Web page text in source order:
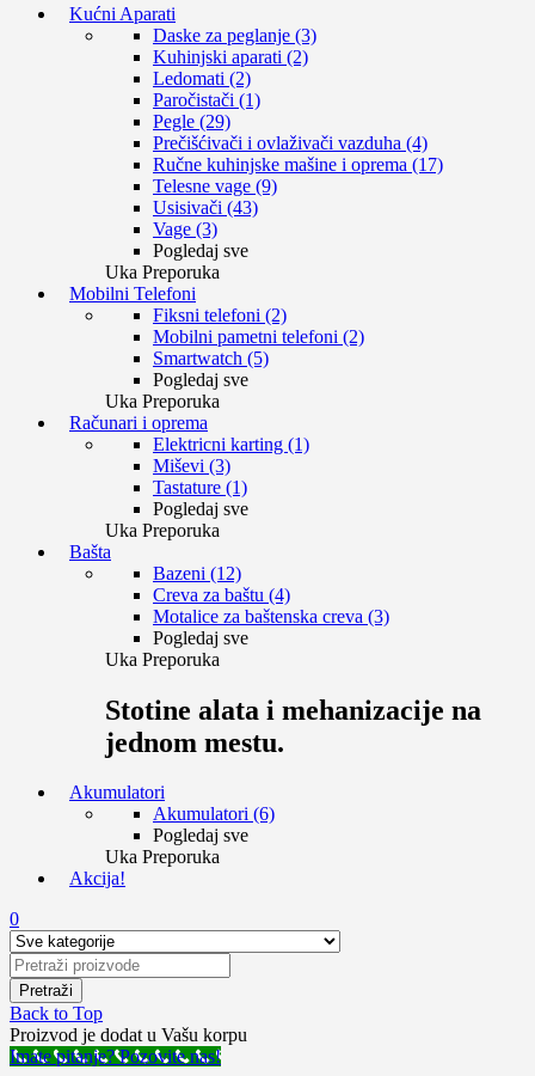
Kućni Aparati
Daske za peglanje (3)
Kuhinjski aparati (2)
Ledomati (2)
Paročistači (1)
Pegle (29)
Prečišćivači i ovlaživači vazduha (4)
Ručne kuhinjske mašine i oprema (17)
Telesne vage (9)
Usisivači (43)
Vage (3)
Pogledaj sve
Uka Preporuka
Mobilni Telefoni
Fiksni telefoni (2)
Mobilni pametni telefoni (2)
Smartwatch (5)
Pogledaj sve
Uka Preporuka
Računari i oprema
Elektricni karting (1)
Miševi (3)
Tastature (1)
Pogledaj sve
Uka Preporuka
Bašta
Bazeni (12)
Creva za baštu (4)
Motalice za baštenska creva (3)
Pogledaj sve
Uka Preporuka
Stotine alata i mehanizacije na
jednom mestu.
Akumulatori
Akumulatori (6)
Pogledaj sve
Uka Preporuka
Akcija!
0
Back to Top
Proizvod je dodat u Vašu korpu
Imate pitanje? Pozovite nas!